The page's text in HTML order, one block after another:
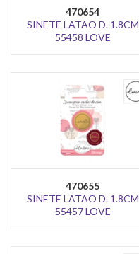
470654
SINETE LATAO D. 1.8CM
55458 LOVE
470655
SINETE LATAO D. 1.8CM
55457 LOVE